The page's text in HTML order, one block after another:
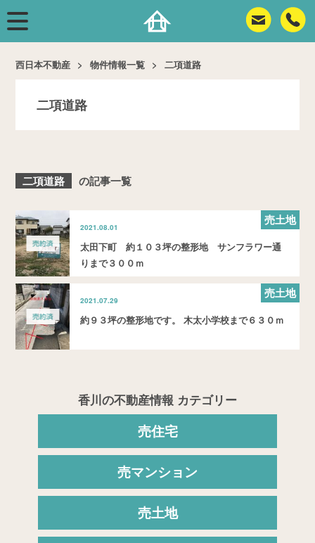
西日本不動産 物件情報一覧 二項道路
二項道路
二項道路 の記事一覧
売土地
太田下町 約１０３坪の整形地 サンフラワー通
りまで３００ｍ
2021.08.01
売土地
約９３坪の整形地です。 ⽊太⼩学校まで６３０ｍ
2021.07.29
香川の不動産情報 カテゴリー
売住宅
売マンション
売土地